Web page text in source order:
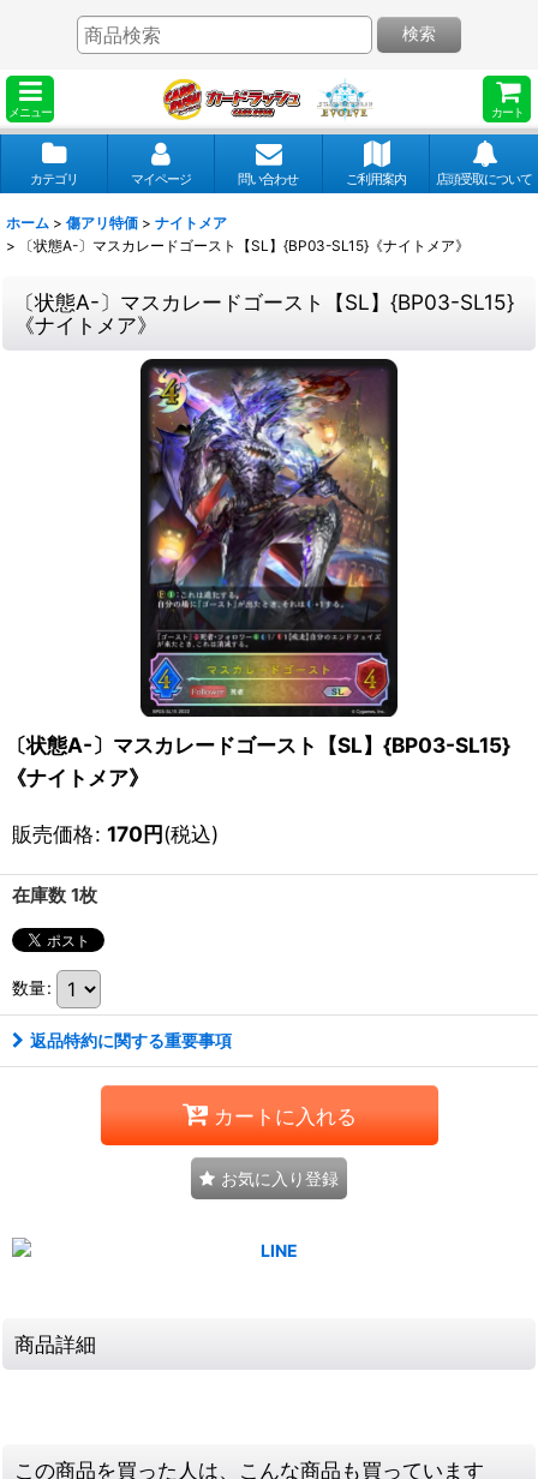
メニュー カート
検索
カテゴリ マイページ 問い合わせ ご利用案内 店頭受取について
ホーム > 傷アリ特価 > ナイトメア
>
〔状態A-〕マスカレードゴースト【SL】{BP03-SL15}《ナイトメア》
〔状態A-〕マスカレードゴースト【SL】{BP03-SL15}
《ナイトメア》
〔状態A-〕マスカレードゴースト【SL】{BP03-SL15}
《ナイトメア》
販売価格: 170円(税込)
在庫数 1枚
数量:
返品特約に関する重要事項
カートに入れる
お気に入り登録
商品詳細
この商品を買った人は、こんな商品も買っています